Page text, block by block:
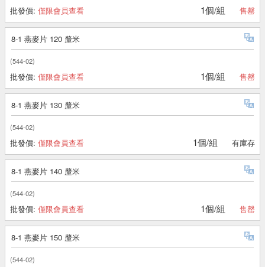
批發價: 僅限會員查看 1個/組 售罄
8-1 燕麥片 120 釐米
(544-02)
批發價: 僅限會員查看 1個/組 售罄
8-1 燕麥片 130 釐米
(544-02)
批發價: 僅限會員查看 1個/組 有庫存
8-1 燕麥片 140 釐米
(544-02)
批發價: 僅限會員查看 1個/組 售罄
8-1 燕麥片 150 釐米
(544-02)